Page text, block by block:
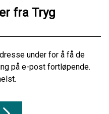
fra Tryg
under for å få de
på e-post fortløpende.